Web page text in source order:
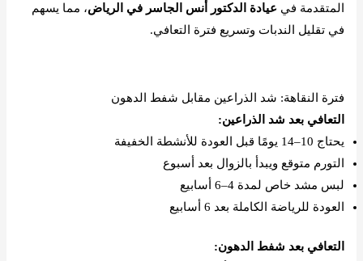
المتقدمة في عيادة الدكتور أنس الجاسر في الرياض، مما يسهم
في تقليل الندبات وتسريع فترة التعافي.
فترة النقاهة: شد الذراعين مقابل شفط الدهون
التعافي بعد شد الذراعين:
يحتاج 10–14 يومًا قبل العودة للأنشطة الخفيفة
التورم متوقع ويبدأ بالزوال بعد أسبوع
لبس مشد خاص لمدة 4–6 أسابيع
العودة للرياضة الكاملة بعد 6 أسابيع
التعافي بعد شفط الدهون: